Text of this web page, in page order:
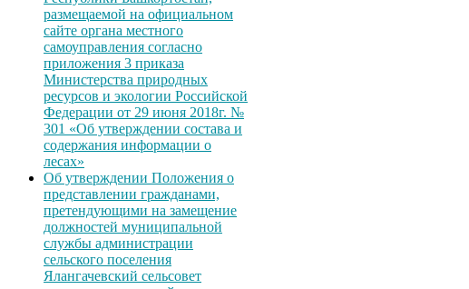
размещаемой на официальном
сайте органа местного
самоуправления согласно
приложения 3 приказа
Министерства природных
ресурсов и экологии Российской
Федерации от 29 июня 2018г. №
301 «Об утверждении состава и
содержания информации о
лесах»
Об утверждении Положения о
представлении гражданами,
претендующими на замещение
должностей муниципальной
службы администрации
сельского поселения
Ялангачевский сельсовет